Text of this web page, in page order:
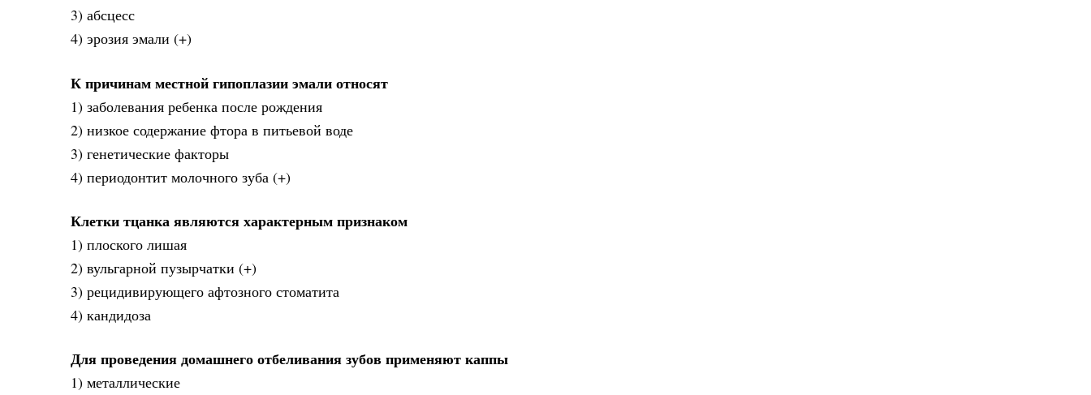
3) абсцесс
4) эрозия эмали (+)
К причинам местной гипоплазии эмали относят
1) заболевания ребенка после рождения
2) низкое содержание фтора в питьевой воде
3) генетические факторы
4) периодонтит молочного зуба (+)
Клетки тцанка являются характерным признаком
1) плоского лишая
2) вульгарной пузырчатки (+)
3) рецидивирующего афтозного стоматита
4) кандидоза
Для проведения домашнего отбеливания зубов применяют каппы
1) металлические